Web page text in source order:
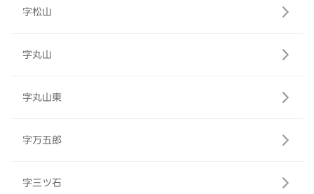
字松山
字丸山
字丸山東
字万五郎
字三ツ石